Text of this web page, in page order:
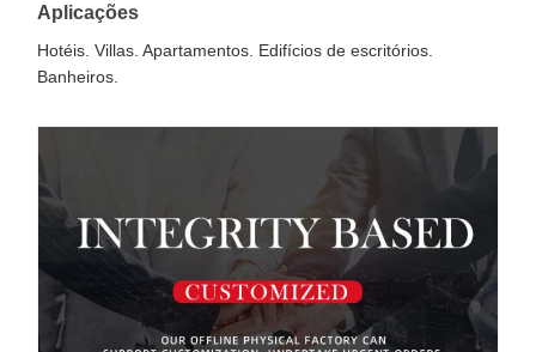
Aplicações
Hotéis. Villas. Apartamentos. Edifícios de escritórios.
Banheiros.